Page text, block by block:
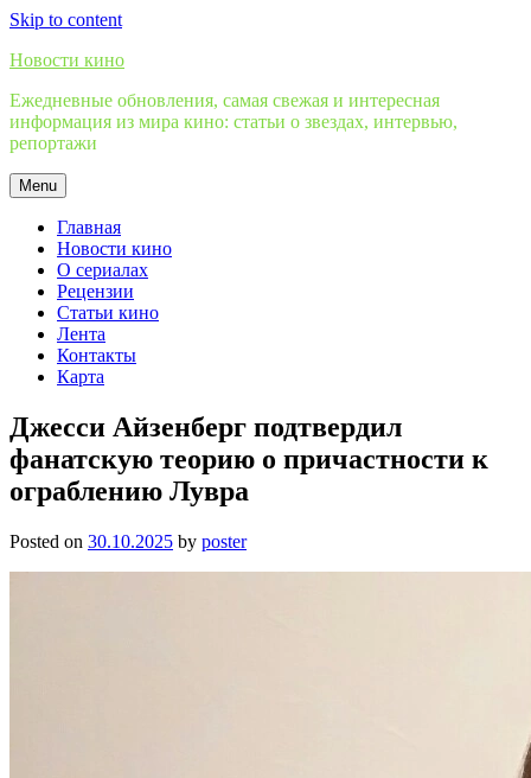
Skip to content
Новости кино
Ежедневные обновления, самая свежая и интересная
информация из мира кино: статьи о звездах, интервью,
репортажи
Menu
Главная
Новости кино
О сериалах
Рецензии
Статьи кино
Лента
Контакты
Карта
Джесси Айзенберг подтвердил
фанатскую теорию о причастности к
ограблению Лувра
Posted on 30.10.2025 by poster